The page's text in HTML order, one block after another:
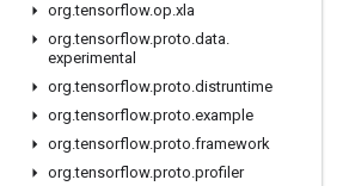
org.tensorflow.op.xla
org.tensorflow.proto.data.
experimental
org.tensorflow.proto.distruntime
org.tensorflow.proto.example
org.tensorflow.proto.framework
org.tensorflow.proto.profiler